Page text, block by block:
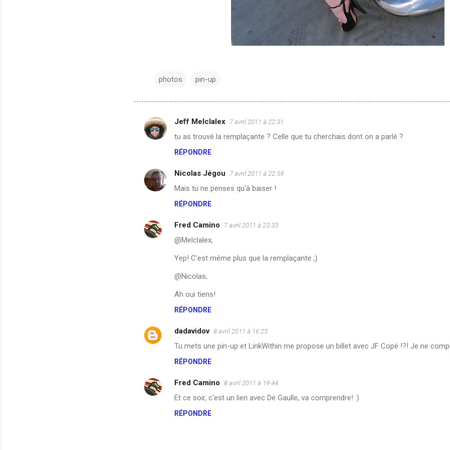
photos pin-up
C
o
m
e
a
Jeff Melclalex 7 avril 2011 à 22:31
tu as trouvé la remplaçante ? Celle que tu cherchais dont on a parlé ?
RÉPONDRE
Nicolas Jégou 7 avril 2011 à 22:59
Mais tu ne penses qu'à baiser !
RÉPONDRE
Fred Camino 7 avril 2011 à 23:33
@Melclalex,
Yep! C'est même plus que la remplaçante ;)
@Nicolas,
Ah oui tiens!
RÉPONDRE
dadavidov 8 avril 2011 à 16:25
Tu mets une pin-up et LinkWithin me propose un billet avec JF Copé !?! Je ne
RÉPONDRE
Fred Camino 8 avril 2011 à 19:44
Et ce soir, c'est un lien avec De Gaulle, va comprendre! :)
RÉPONDRE